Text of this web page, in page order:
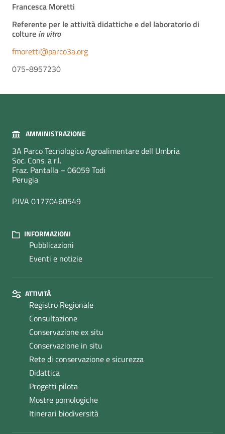
Francesca Moretti
Referente per le attività didattiche e del laboratorio di
colture in vitro
fmoretti@parco3a.org
075-8957230
AMMINISTRAZIONE
3A Parco Tecnologico Agroalimentare dell Umbria
Soc. Cons. a r.l.
Fraz. Pantalla – 06059 Todi
Perugia
P.IVA 01770460549
INFORMAZIONI
Pubblicazioni
Eventi e notizie
ATTIVITÀ
Registro Regionale
Consultazione
Conservazione ex situ
Conservazione in situ
Rete di conservazione e sicurezza
Didattica
Progetti pilota
Mostre pomologiche
Itinerari biodiversità